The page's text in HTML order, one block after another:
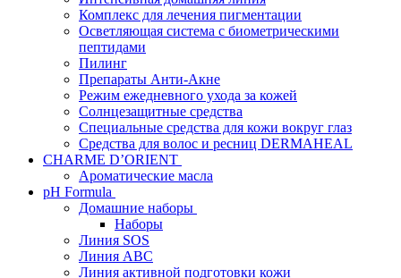
Комплекс для лечения пигментации
Осветляющая система с биометрическими
пептидами
Пилинг
Препараты Анти-Акне
Режим ежедневного ухода за кожей
Солнцезащитные средства
Специальные средства для кожи вокруг глаз
Средства для волос и ресниц DERMAHEAL
CHARME D’ORIENT
Ароматические масла
pH Formula
Домашние наборы
Наборы
Линия SOS
Линия АВС
Линия активной подготовки кожи